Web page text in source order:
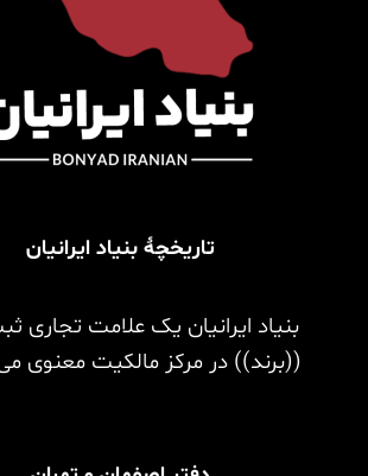
تاریخچۀ بنیاد ایرانیان
بنیاد ایرانیان یک علامت تجاری
((برند)) در مرکز مالکیت معنوی